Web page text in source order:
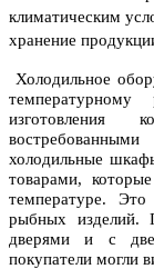
климатическим
хранение
Холодильное
изготовления
холодильные
товарами,
температуре.
рыбных изделий.
дверями и с
покупатели могли